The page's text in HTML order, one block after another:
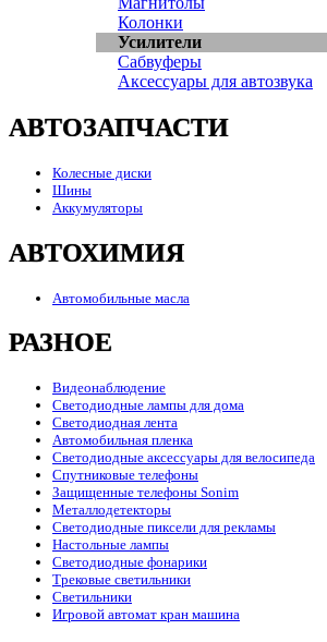
Колонки
Усилители
Сабвуферы
Аксессуары для автозвука
АВТОЗАПЧАСТИ
Колесные диски
Шины
Аккумуляторы
АВТОХИМИЯ
Автомобильные масла
РАЗНОЕ
Видеонаблюдение
Светодиодные лампы для дома
Светодиодная лента
Автомобильная пленка
Светодиодные аксессуары для велосипеда
Спутниковые телефоны
Защищенные телефоны Sonim
Металлодетекторы
Светодиодные пиксели для рекламы
Настольные лампы
Светодиодные фонарики
Трековые светильники
Светильники
Игровой автомат кран машина